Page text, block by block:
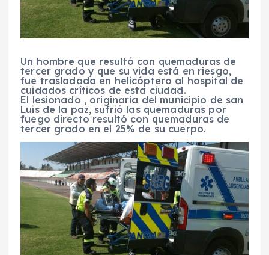
Un hombre que resultó con quemaduras de
tercer grado y que su vida está en riesgo,
fue trasladada en helicóptero al hospital de
cuidados críticos de esta ciudad.
El lesionado , originaria del municipio de san
Luis de la paz, sufrió las quemaduras por
fuego directo resultó con quemaduras de
tercer grado en el 25% de su cuerpo.